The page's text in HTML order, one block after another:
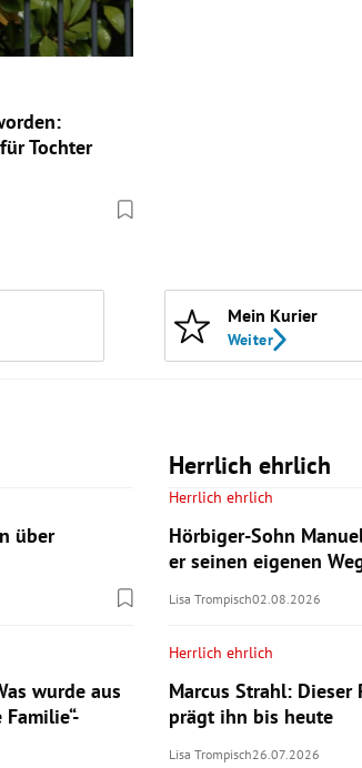
Tochter
Mein Kurier
Weiter
über
wurde aus
Herrlich ehrlich
Herrlich ehrlich
Hörbiger-Sohn
er seinen eigenen
Lisa Trompisch02.08.2026
Herrlich ehrlich
Marcus Strahl: Dieser
prägt ihn bis heute
Lisa Trompisch26.07.2026